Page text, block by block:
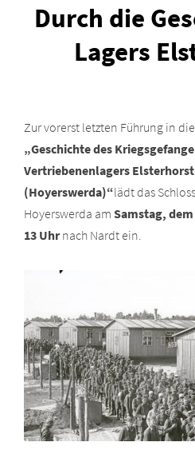
Durch die
Lagers
Zur vorerst letzten Führung in
„Geschichte des
Vertriebenenlagers
(Hoyerswerda)“lädt das
Hoyerswerda am Samstag, dem
13 Uhrnach Nardt ein.